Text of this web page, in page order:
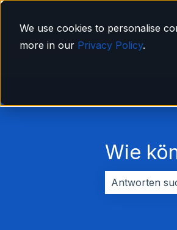
We use cookies to personalise
more in our Privacy Policy.
Wie